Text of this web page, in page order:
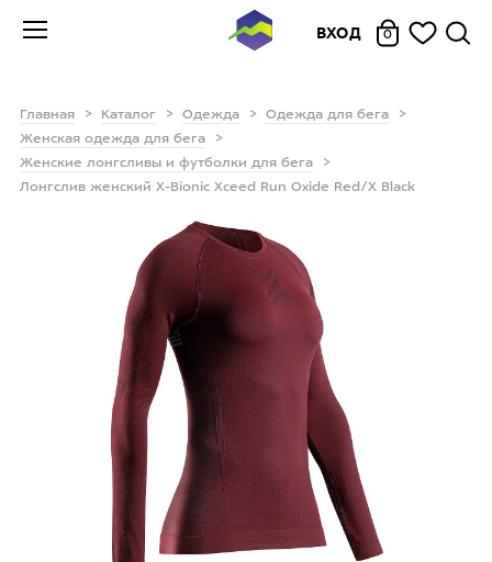
ВХОД 0
Главная Каталог Одежда
Одежда для бега
Женская одежда для бега
Женские лонгсливы и футболки для бега
Лонгслив женский X-Bionic Xceed Run Oxide Red/X Black